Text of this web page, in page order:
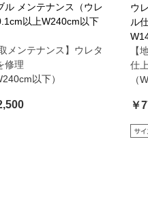
ル メンテナンス（ウレ
以上W240cm以下
メンテナンス】ウレタ
修理
以下）
ウ
ル
【
仕
（
￥